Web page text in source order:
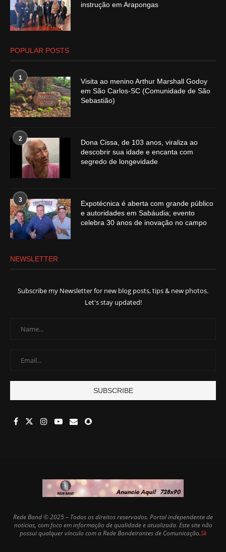
instrução em Arapongas
POPULAR POSTS
1
Visita ao menino Arthur Marshall Godoy
em São Carlos-SC (Comunidade de São
Sebastião)
2
Dona Cissa, de 103 anos, viraliza ao
descobrir sua idade e encanta com
segredo de longevidade
3
Expotécnica é aberta com grande público
e autoridades em Sabáudia; evento
celebra 30 anos de inovação no campo
NEWSLETTER
Subscribe my Newsletter for new blog posts, tips & new photos.
Let's stay updated!
Rede Band © 2025 – Todos os direitos reservados. Portal independente de
notícias, com foco em informação de qualidade e atualizada. Este site não
possui qualquer vínculo com a Rede Bandeirantes de Comunicação.Sk